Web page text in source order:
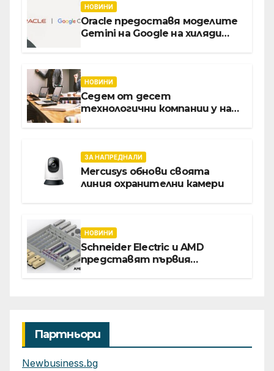
директор Асен Великов
НОВИНИ
Oracle предоставя моделите
Gemini на Google на хиляди
НОВИНИ
Седем от десет
технологични компании у нас
ЗА НАПРЕДНАЛИ
Mercusys обнови своята
линия охранителни камери
НОВИНИ
Schneider Electric и AMD
представят първия
Партньори
Newbusiness.bg